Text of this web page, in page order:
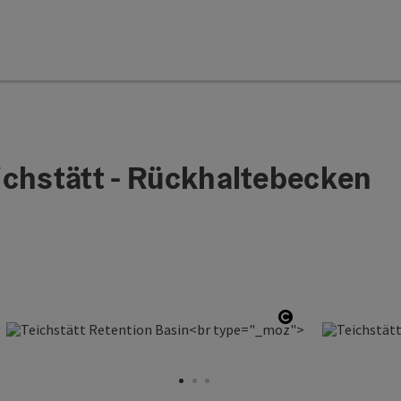
- Rückhaltebecken
copyright Open copyright